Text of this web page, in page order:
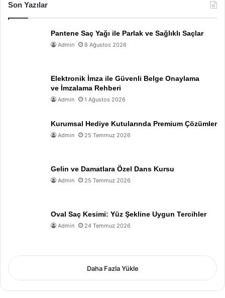
Son Yazılar
Pantene Saç Yağı ile Parlak ve Sağlıklı Saçlar
Admin 8 Ağustos 2026
Elektronik İmza ile Güvenli Belge Onaylama
ve İmzalama Rehberi
Admin 1 Ağustos 2026
Kurumsal Hediye Kutularında Premium Çözümler
Admin 25 Temmuz 2026
Gelin ve Damatlara Özel Dans Kursu
Admin 25 Temmuz 2026
Oval Saç Kesimi: Yüz Şekline Uygun Tercihler
Admin 24 Temmuz 2026
Daha Fazla Yükle